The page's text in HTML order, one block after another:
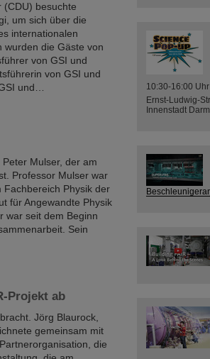
(CDU) besuchte
um sich über die
internationalen
wurden die Gäste von
von GSI und
von GSI und
und…
Mulser, der am
Professor Mulser war
Physik der
für Angewandte Physik
war seit dem Beginn
Sein
Projekt ab
Jörg Blaurock,
gemeinsam mit
die
10:30-16:00 Uhr
Ernst-Ludwig-
Innenstadt